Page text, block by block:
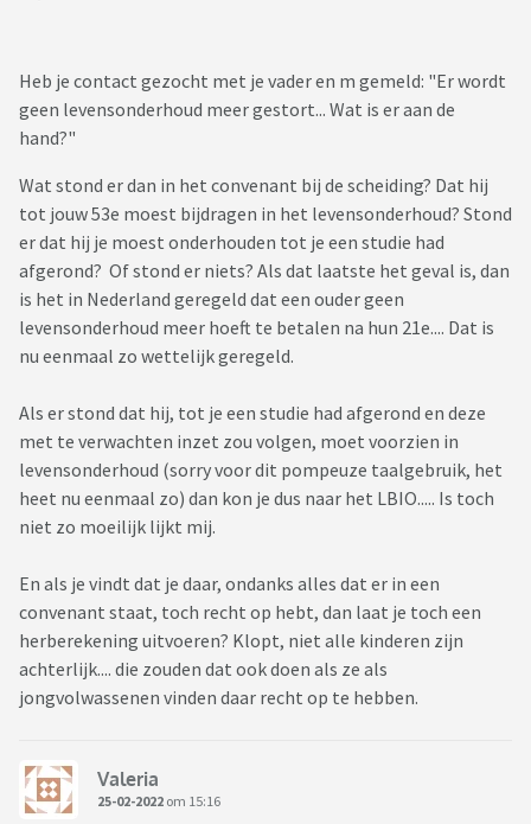
Heb je contact gezocht met je vader en m gemeld: "Er wordt
geen levensonderhoud meer gestort... Wat is er aan de
hand?"
Wat stond er dan in het convenant bij de scheiding? Dat hij
tot jouw 53e moest bijdragen in het levensonderhoud? Stond
er dat hij je moest onderhouden tot je een studie had
afgerond? Of stond er niets? Als dat laatste het geval is, dan
is het in Nederland geregeld dat een ouder geen
levensonderhoud meer hoeft te betalen na hun 21e.... Dat is
nu eenmaal zo wettelijk geregeld.
Als er stond dat hij, tot je een studie had afgerond en deze
met te verwachten inzet zou volgen, moet voorzien in
levensonderhoud (sorry voor dit pompeuze taalgebruik, het
heet nu eenmaal zo) dan kon je dus naar het LBIO..... Is toch
niet zo moeilijk lijkt mij.
En als je vindt dat je daar, ondanks alles dat er in een
convenant staat, toch recht op hebt, dan laat je toch een
herberekening uitvoeren? Klopt, niet alle kinderen zijn
achterlijk.... die zouden dat ook doen als ze als
jongvolwassenen vinden daar recht op te hebben.
Valeria
25-02-2022 om 15:16